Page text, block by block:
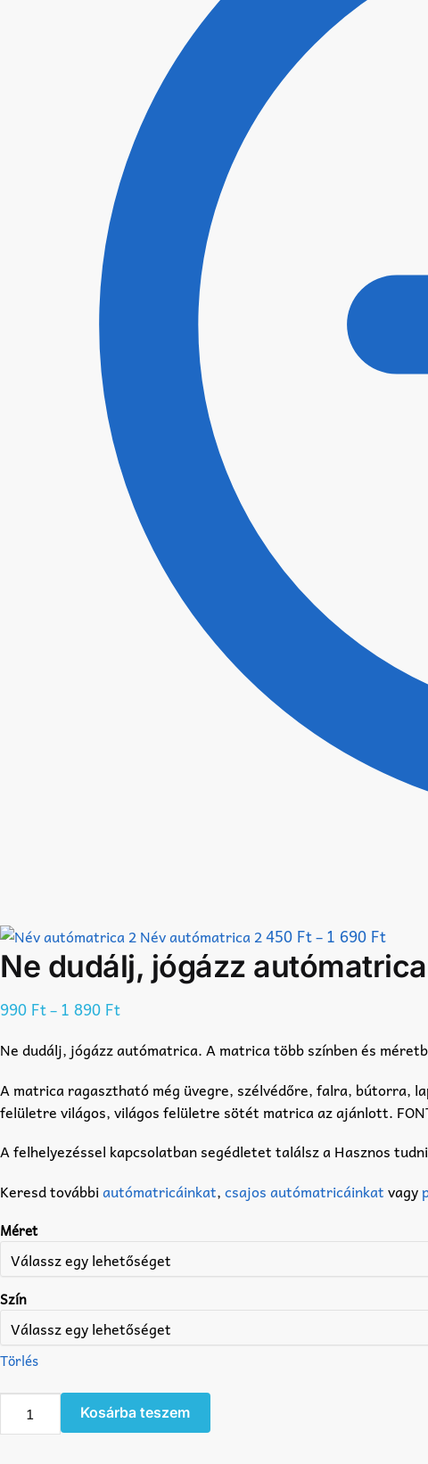
Név autómatrica 2450 Ft–1 690 Ft
Ne dudálj, jógázz autómatrica
990 Ft–1 890 Ft
Ne dudálj, jógázz autómatrica. A matrica több színben és
A matrica ragasztható még üvegre, szélvédőre, falra, bútorra,
felületre világos, világos felületre sötét matrica az ajánlott.
A felhelyezéssel kapcsolatban segédletet találsz a Hasznos
Keresd továbbiautómatricáinkat,csajos autómatricáinkatvagy
Méret
Szín
Törlés
dudálj,
Kosárba teszem